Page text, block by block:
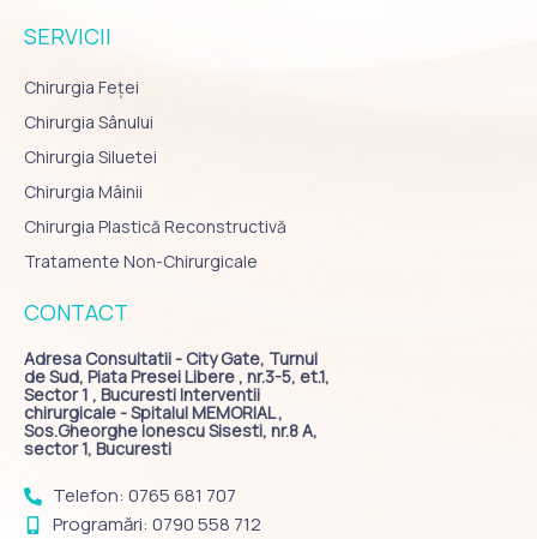
SERVICII
Chirurgia Feței
Chirurgia Sânului
Chirurgia Siluetei
Chirurgia Mâinii
Chirurgia Plastică Reconstructivă
Tratamente Non-Chirurgicale
CONTACT
Adresa Consultatii - City Gate, Turnul
de Sud, Piata Presei Libere , nr.3-5, et.1,
Sector 1 , Bucuresti Interventii
chirurgicale - Spitalul MEMORIAL ,
Sos.Gheorghe Ionescu Sisesti, nr.8 A,
sector 1, Bucuresti
Telefon: 0765 681 707
Programări: 0790 558 712